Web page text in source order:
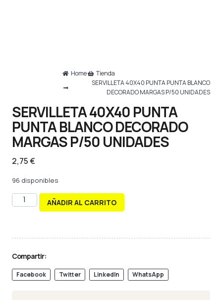
Home
Tienda
SERVILLETA 40X40 PUNTA PUNTA BLANCO
DECORADO MARGAS P/50 UNIDADES
SERVILLETA 40X40 PUNTA
PUNTA BLANCO DECORADO
MARGAS P/50 UNIDADES
2,75€
96 disponibles
AÑADIR AL CARRITO
Compartir:
Facebook Twitter LinkedIn WhatsApp